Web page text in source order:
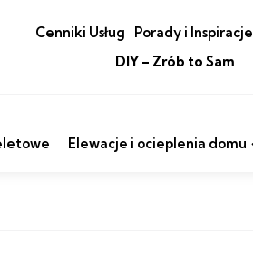
Cenniki Usług Porady i Inspiracje
DIY – Zrób to Sam
Elewacje i ocieplenia domu